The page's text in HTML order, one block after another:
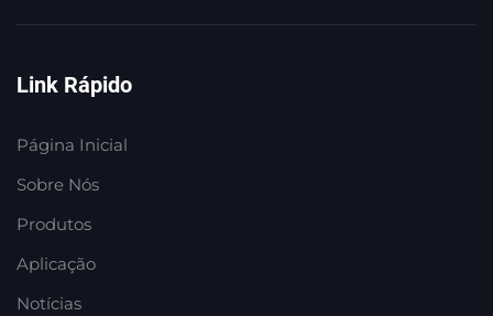
Link Rápido
Página Inicial
Sobre Nós
Produtos
Aplicação
Notícias